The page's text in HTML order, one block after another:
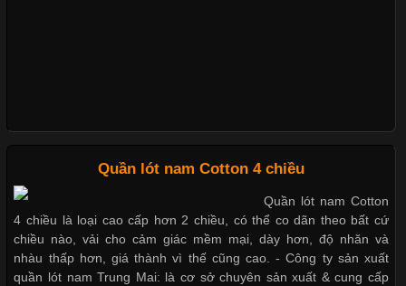
Mẫu quần lót nam giá rẻ sốt hè 2017
Quần lót nam Cotton 4 chiều
Quần lót nam Cotton
4 chiều là loại cao cấp hơn 2 chiều, có thể co dãn theo bất cứ
chiều nào, vải cho cảm giác mềm mại, dày hơn, độ nhăn và
nhàu thấp hơn, giá thành vì thế cũng cao. - Công ty sản xuất
quần lót nam Trung Mai: là cơ sở chuyên sản xuất & cung cấp